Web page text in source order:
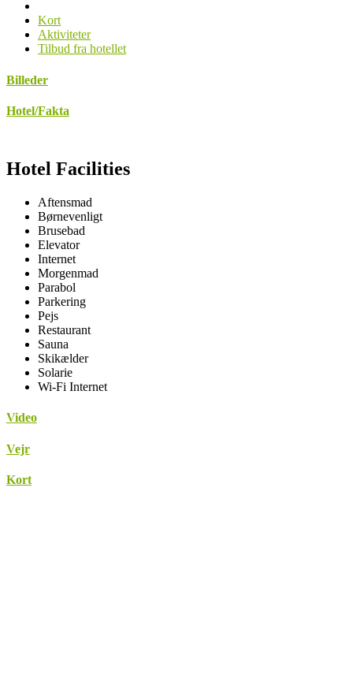
Kort
Aktiviteter
Tilbud fra hotellet
Billeder
Hotel/Fakta
Hotel Facilities
Aftensmad
Børnevenligt
Brusebad
Elevator
Internet
Morgenmad
Parabol
Parkering
Pejs
Restaurant
Sauna
Skikælder
Solarie
Wi-Fi Internet
Video
Vejr
Kort